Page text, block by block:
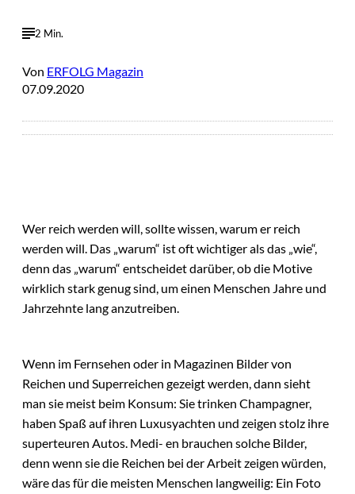
2 Min.
Von ERFOLG Magazin
07.09.2020
Wer reich werden will, sollte wissen, warum er reich
werden will. Das „warum“ ist oft wichtiger als das „wie“,
denn das „warum“ entscheidet darüber, ob die Motive
wirklich stark genug sind, um einen Menschen Jahre und
Jahrzehnte lang anzutreiben.
Wenn im Fernsehen oder in Magazinen Bilder von
Reichen und Superreichen gezeigt werden, dann sieht
man sie meist beim Konsum: Sie trinken Champagner,
haben Spaß auf ihren Luxusyachten und zeigen stolz ihre
superteuren Autos. Medi- en brauchen solche Bilder,
denn wenn sie die Reichen bei der Arbeit zeigen würden,
wäre das für die meisten Menschen langweilig: Ein Foto